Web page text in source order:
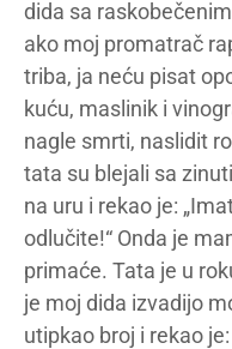
dida sa
ako moj promatrač
triba, ja neću pisat
kuću, maslinik i
nagle smrti, naslidit
tata su blejali sa
na uru i rekao je:
odlučite!“ Onda je
primaće. Tata je u
je moj dida izvadijo
utipkao broj i rekao